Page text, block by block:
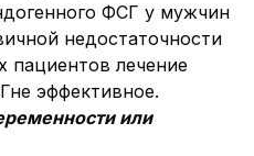
ФСГ у мужчин
недостаточности
пациентов лечение
эффективное.
или